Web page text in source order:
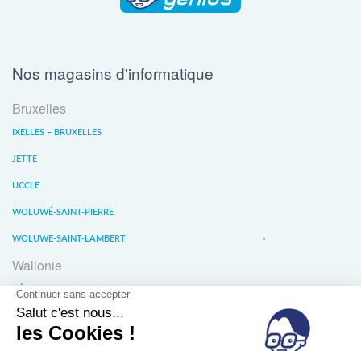
Nos magasins d'informatique
Bruxelles
IXELLES – BRUXELLES
JETTE
UCCLE
WOLUWÉ-SAINT-PIERRE
WOLUWE-SAINT-LAMBERT
Wallonie
LIÈGE
WATERLOO
WAVRE